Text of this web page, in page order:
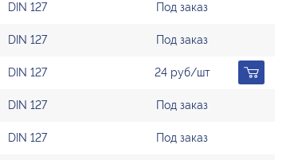
DIN 127 Под заказ
DIN 127 Под заказ
DIN 127 24 руб/шт
DIN 127 Под заказ
DIN 127 Под заказ